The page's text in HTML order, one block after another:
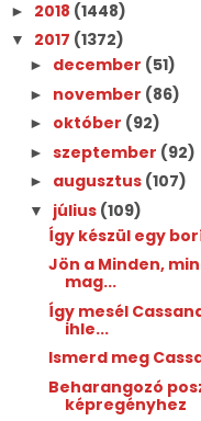
► 2018 (1448)
▼ 2017 (1372)
► december (51)
► november (86)
► október (92)
► szeptember (92)
► augusztus (107)
▼ július (109)
Így készül egy
Jön a Minden,
mag...
Így mesél
ihle...
Ismerd meg
Beharangozó
képregényhez